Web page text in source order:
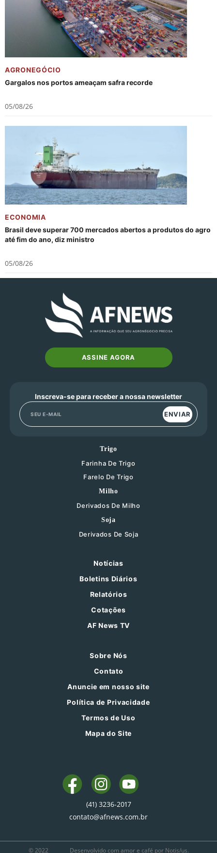
AGRONEGÓCIO
Gargalos nos portos ameaçam safra recorde
05/08/26
ECONOMIA
Brasil deve superar 700 mercados abertos a produtos do agro
até fim do ano, diz ministro
05/08/26
ASSINE AGORA
Inscreva-se para receber a nossa newsletter
ENVIAR
Trigo
Farinha De Trigo
Farelo De Trigo
Milho
Derivados De Milho
Soja
Derivados De Soja
Notícias
Boletins Diários
Relatórios
Cotações
AF News TV
Sobre Nós
Contato
Anuncie em nosso site
Política de Privacidade
Termos de Uso
Mapa do Site
(41) 3236-2017
contato@afnews.com.br
© 2022 Desenvolvido com amor e café por Notis/us.